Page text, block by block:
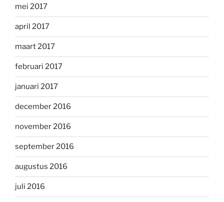
mei 2017
april 2017
maart 2017
februari 2017
januari 2017
december 2016
november 2016
september 2016
augustus 2016
juli 2016